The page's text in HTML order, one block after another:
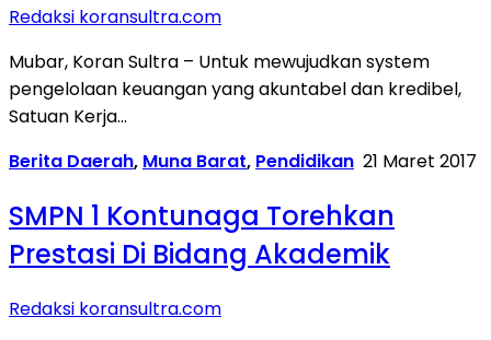
Redaksi koransultra.com
Mubar, Koran Sultra – Untuk mewujudkan system
pengelolaan keuangan yang akuntabel dan kredibel,
Satuan Kerja…
Berita Daerah, Muna Barat, Pendidikan 21 Maret 2017
SMPN 1 Kontunaga Torehkan
Prestasi Di Bidang Akademik
Redaksi koransultra.com